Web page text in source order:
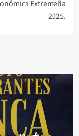
Extremeña
2025.